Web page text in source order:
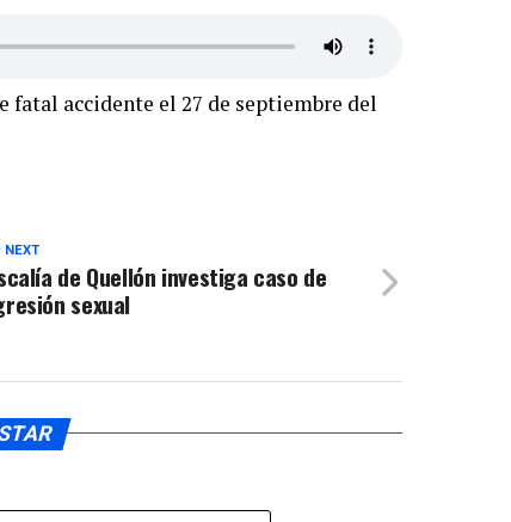
fatal accidente el 27 de septiembre del
NEXT
de Quellón investiga caso de
sexual